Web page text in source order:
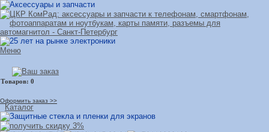
Меню
Оформить заказ >>
Каталог